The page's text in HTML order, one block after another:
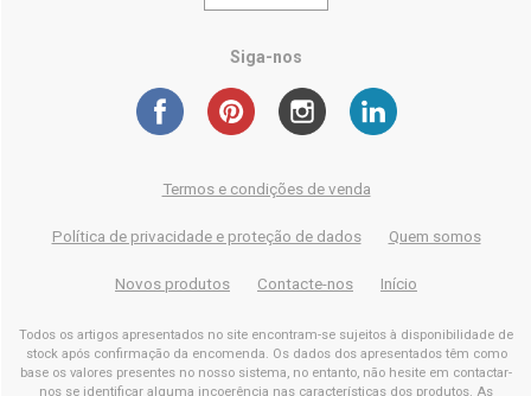
Siga-nos
Termos e condições de venda
Política de privacidade e proteção de dados Quem somos
Novos produtos Contacte-nos Início
Todos os artigos apresentados no site encontram-se sujeitos à disponibilidade de
stock após confirmação da encomenda. Os dados dos apresentados têm como
base os valores presentes no nosso sistema, no entanto, não hesite em contactar-
nos se identificar alguma incoerência nas características dos produtos. As